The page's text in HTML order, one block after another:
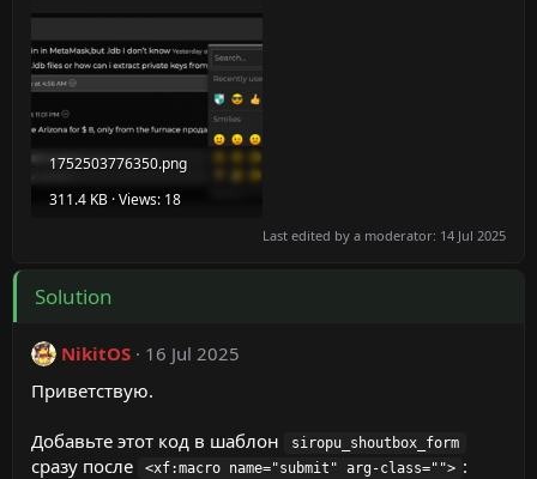
1752503776350.png
311.4 KB · Views: 18
Last edited by a moderator: 14 Jul 2025
Solution
NikitOS
16 Jul 2025
Приветствую.
Добавьте этот код в шаблон siropu_shoutbox_form
сразу после <xf:macro name="submit" arg-class=""> :